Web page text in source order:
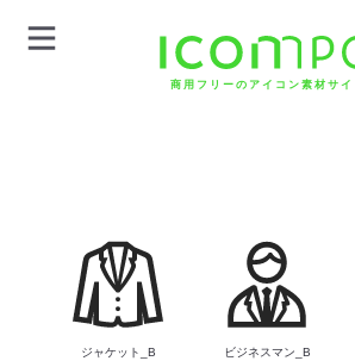
商用フリーのアイコン素材サイ
ジャケット_B ビジネスマン_B